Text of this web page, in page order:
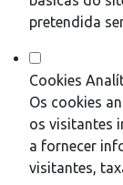
pretendida
Cookies
Os cookies
os visitantes
a fornecer
visitantes,